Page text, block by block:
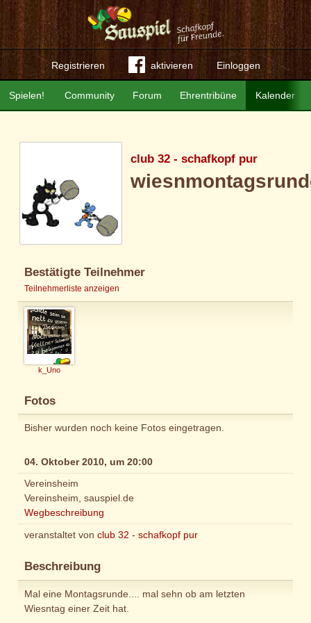
Registrieren aktivieren Einloggen
Community Forum Ehrentribüne Kalender
Spielen!
club 32 - schafkopf pur
Bestätigte Teilnehmer
Teilnehmerliste anzeigen
k_Uno
Fotos
Bisher wurden noch keine Fotos eingetragen.
04. Oktober 2010, um 20:00
Vereinsheim
Vereinsheim, sauspiel.de
Wegbeschreibung
veranstaltet von club 32 - schafkopf pur
Beschreibung
Mal eine Montagsrunde.... mal sehn ob am letzten
Wiesntag einer Zeit hat.